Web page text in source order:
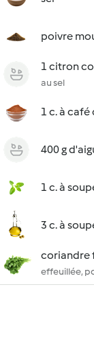
poivre
1 citron
au sel
1 c. à
400 g
1 c. à
3 c. à
coriandre
effeuillée,